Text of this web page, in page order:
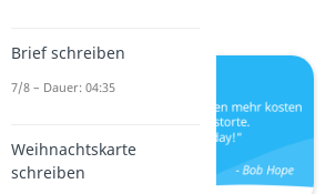
Brief schreiben
7/8 – Dauer: 04:35
Weihnachtskarte
schreiben